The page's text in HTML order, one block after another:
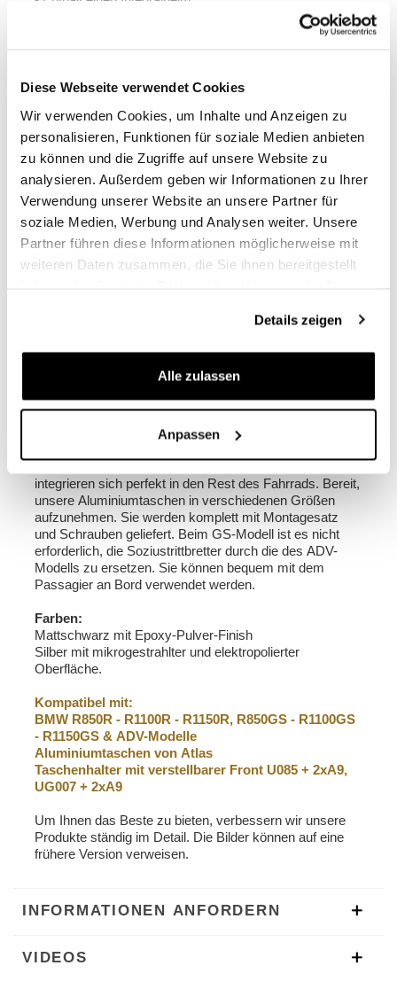
Diese Webseite verwendet Cookies
Wir verwenden Cookies, um Inhalte und Anzeigen zu
personalisieren, Funktionen für soziale Medien anbieten
zu können und die Zugriffe auf unsere Website zu
analysieren. Außerdem geben wir Informationen zu Ihrer
Verwendung unserer Website an unsere Partner für
soziale Medien, Werbung und Analysen weiter. Unsere
Partner führen diese Informationen möglicherweise mit
weiteren Daten zusammen, die Sie ihnen bereitgestellt
Details zeigen
Alle zulassen
Anpassen
- Roll-Up-Verschluss, der die Wasserdichtigkeit
- Riemen mit Klettverschlusssystem zur Befestigung
- Abnehmbarer starrer Boden für Ihre Offroad-Abenteuer
- Ausgestattet mit einem Riemen, um zwei Taschen
miteinander zu verbinden, indem Sattel oder Rahmen
überbrückt werden
- Inklusive Schultergurt und Tragegriff
- Montageanleitung
Farbe:Mattschwarz
Maße x 1 Beutel:
Rahmen aus Edelstahl für BMW R850R - R1100R -
R1150R, R850GS - R1100GS - R1150GS & ADV
Dieser komplette Rahmensatz aus Edelstahl ermöglicht
integrieren sich perfekt in den Rest des Fahrrads. Bereit,
unsere Aluminiumtaschen in verschiedenen Größen
aufzunehmen. Sie werden komplett mit Montagesatz
und Schrauben geliefert. Beim GS-Modell ist es nicht
erforderlich, die Soziustrittbretter durch die des ADV-
Modells zu ersetzen. Sie können bequem mit dem
Passagier an Bord verwendet werden.
Farben:
Mattschwarz mit Epoxy-Pulver-Finish
Silber mit mikrogestrahlter und elektropolierter
Oberfläche.
Kompatibel mit:
BMW R850R - R1100R - R1150R, R850GS - R1100GS
- R1150GS & ADV-Modelle
Aluminiumtaschen von Atlas
Taschenhalter mit verstellbarer Front U085 + 2xA9,
UG007 + 2xA9
Um Ihnen das Beste zu bieten, verbessern wir unsere
Produkte ständig im Detail. Die Bilder können auf eine
frühere Version verweisen.
INFORMATIONEN ANFORDERN
VIDEOS